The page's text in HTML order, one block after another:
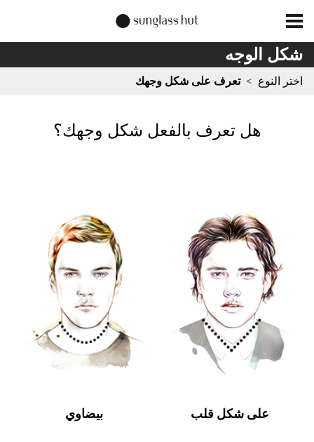
شكل الوجه
اختر النوع > تعرف على شكل وجهك
هل تعرف بالفعل شكل وجهك؟
على شكل قلب بيضاوي